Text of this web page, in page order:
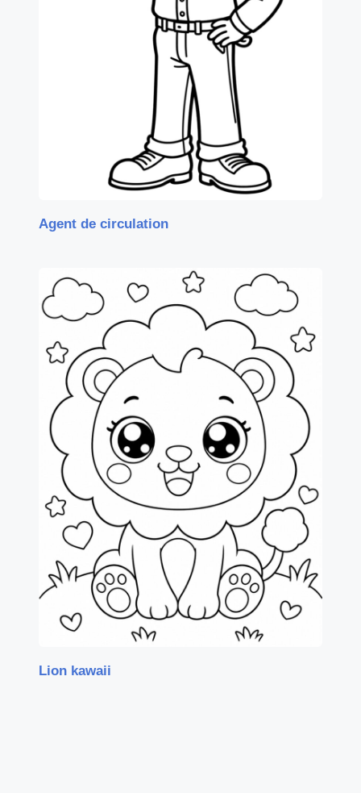
Agent de circulation
Lion kawaii